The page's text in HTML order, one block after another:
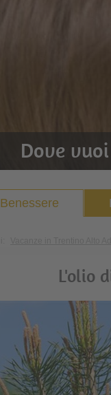
Dove
Benessere
L'olio